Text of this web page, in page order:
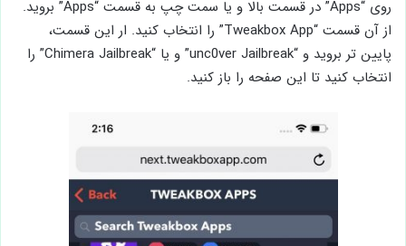
روی “Apps” در قسمت بالا و یا سمت چپ به قسمت “Apps” بروید.
از آن قسمت “Tweakbox App” را انتخاب کنید. ار این قسمت،
پایین تر بروید و “unc0ver Jailbreak” و یا “Chimera Jailbreak” را
انتخاب کنید تا این صفحه را باز کنید.